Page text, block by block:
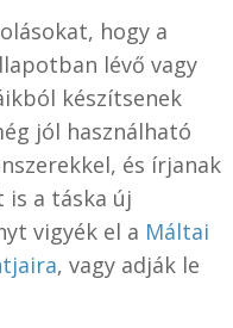
hogy a
lévő vagy
készítsenek
jól használható
és írjanak
is a táska új
vigyék el a Máltai
, vagy adják le